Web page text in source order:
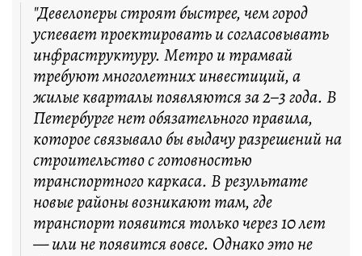
"Девелоперы строят быстрее, чем город
успевает проектировать и согласовывать
инфраструктуру. Метро и трамвай
требуют многолетних инвестиций, а
жилые кварталы появляются за 2–3 года. В
Петербурге нет обязательного правила,
которое связывало бы выдачу разрешений на
строительство с готовностью
транспортного каркаса. В результате
новые районы возникают там, где
транспорт появится только через 10 лет
— или не появится вовсе. Однако это не